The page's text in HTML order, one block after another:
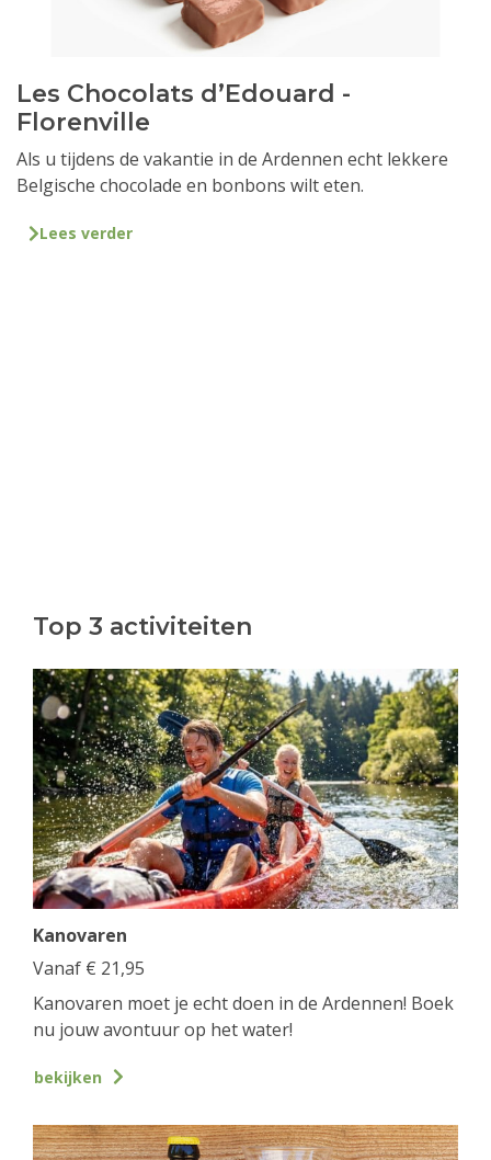
Les Chocolats d’Edouard -
Florenville
Als u tijdens de vakantie in de Ardennen echt lekkere
Belgische chocolade en bonbons wilt eten.
Lees verder
Top 3 activiteiten
Kanovaren
Vanaf € 21,95
Kanovaren moet je echt doen in de Ardennen! Boek
nu jouw avontuur op het water!
bekijken